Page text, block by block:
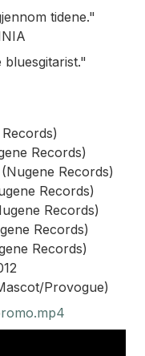
tidene."
Records)
Records)
Records)
Records)
Records)
Records)
Provogue)